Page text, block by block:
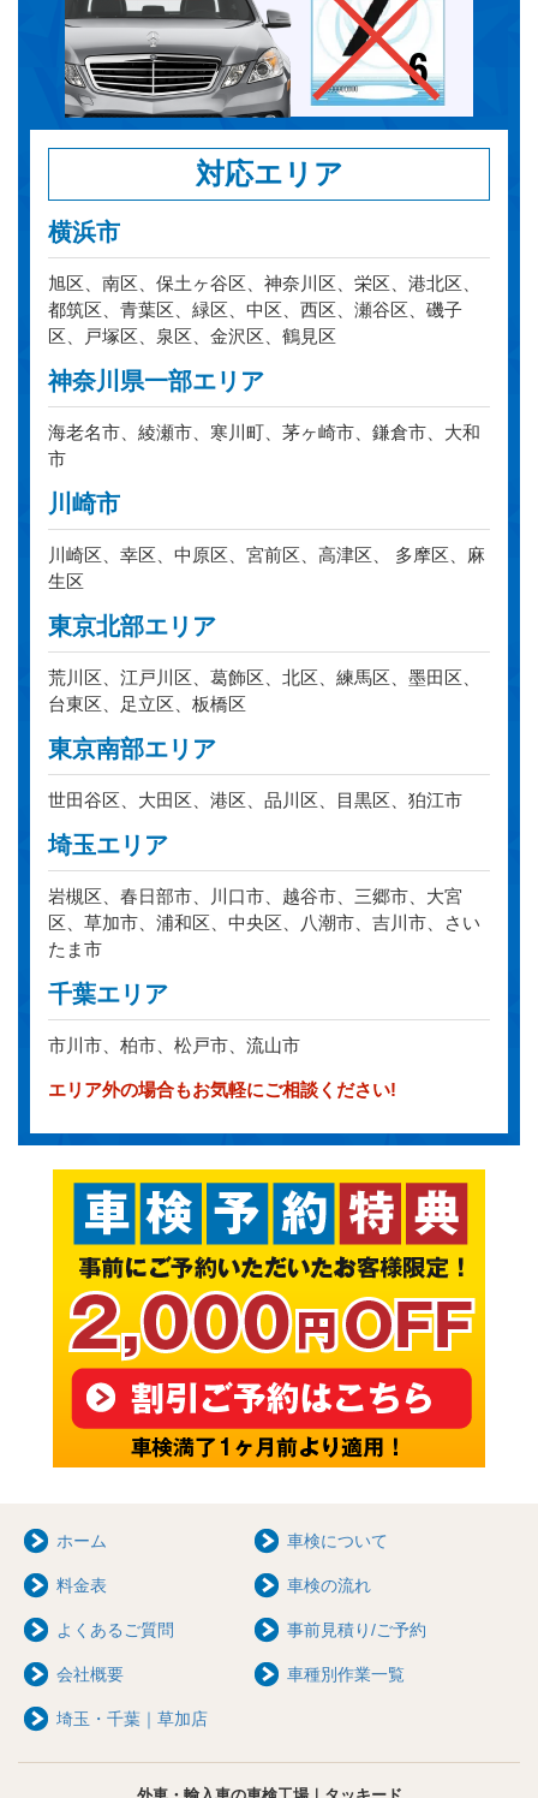
対応エリア
横浜市
旭区、南区、保土ヶ谷区、神奈川区、栄区、港北区、
都筑区、青葉区、緑区、中区、西区、瀬谷区、磯子
区、戸塚区、泉区、金沢区、鶴見区
神奈川県一部エリア
海老名市、綾瀬市、寒川町、茅ヶ崎市、鎌倉市、大和
市
川崎市
川崎区、幸区、中原区、宮前区、高津区、 多摩区、麻
生区
東京北部エリア
荒川区、江戸川区、葛飾区、北区、練馬区、墨田区、
台東区、足立区、板橋区
東京南部エリア
世田谷区、大田区、港区、品川区、目黒区、狛江市
埼玉エリア
岩槻区、春日部市、川口市、越谷市、三郷市、大宮
区、草加市、浦和区、中央区、八潮市、吉川市、さい
たま市
千葉エリア
市川市、柏市、松戸市、流山市
エリア外の場合もお気軽にご相談ください!
ホーム 車検について
料金表 車検の流れ
よくあるご質問 事前見積り/ご予約
会社概要 車種別作業一覧
埼玉・千葉｜草加店